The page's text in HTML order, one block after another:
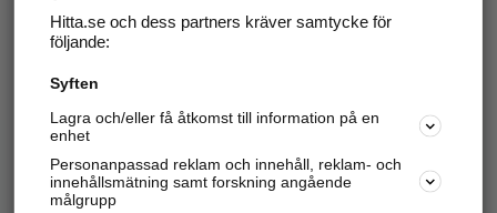
Hitta.se - Gratis nummerupplysning.
Sök företag, personer och platser.
Hitta telefonnummer, adresser, företagsinfo mm.
Hitta.se och dess partners kräver samtycke för
följande:
Syften
Lagra och/eller få åtkomst till information på en
enhet
Personanpassad reklam och innehåll, reklam- och
innehållsmätning samt forskning angående
målgrupp